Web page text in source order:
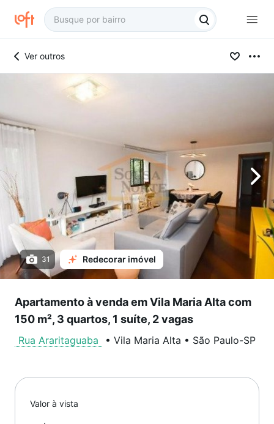
Ver outros
31 Redecorar imóvel
Apartamento à venda em Vila Maria Alta com
150 m², 3 quartos, 1 suíte, 2 vagas
Rua Araritaguaba • Vila Maria Alta • São Paulo-SP
Valor à vista